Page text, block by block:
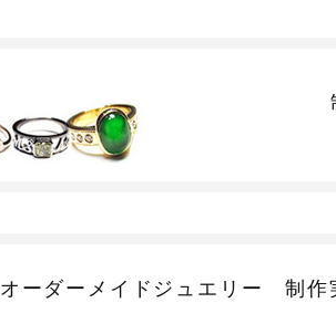
オーダーメイドジュエリー制作